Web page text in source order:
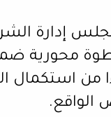
إدارة
محورية
استكمال
الواقع.